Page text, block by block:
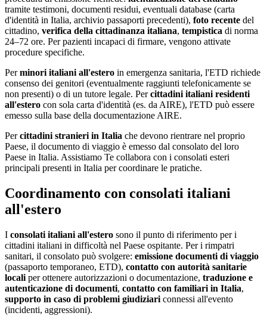
tramite testimoni, documenti residui, eventuali database (carta
d'identità in Italia, archivio passaporti precedenti), foto recente del
cittadino, verifica della cittadinanza italiana, tempistica di norma
24–72 ore. Per pazienti incapaci di firmare, vengono attivate
procedure specifiche.
Perminori italiani all'estero in emergenza sanitaria, l'ETD richiede
consenso dei genitori (eventualmente raggiunti telefonicamente se
non presenti) o di un tutore legale. Percittadini italiani residenti
all'estero con sola carta d'identità (es. da AIRE), l'ETD può essere
emesso sulla base della documentazione AIRE.
Percittadini stranieri in Italia che devono rientrare nel proprio
Paese, il documento di viaggio è emesso dal consolato del loro
Paese in Italia. Assistiamo Te collabora con i consolati esteri
principali presenti in Italia per coordinare le pratiche.
Coordinamento con consolati italiani
all'estero
I consolati italiani all'estero sono il punto di riferimento per i
cittadini italiani in difficoltà nel Paese ospitante. Per i rimpatri
sanitari, il consolato può svolgere: emissione documenti di viaggio
(passaporto temporaneo, ETD), contatto con autorità sanitarie
locali per ottenere autorizzazioni o documentazione, traduzione e
autenticazione di documenti, contatto con familiari in Italia,
supporto in caso di problemi giudiziari connessi all'evento
(incidenti, aggressioni).